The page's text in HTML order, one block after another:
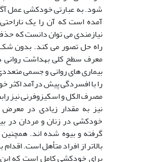
شود. به عبارتی خودکشی عمل
آمده است که آن را یک
نیازمندی می توان دانست که
راه حل تصور می کند. بدون
معرف سطح کلی بهداشت
بیماری های روانی و جسمی متعددی
را با افسردگی پیش درآمد
مصرف الکل و اسکیزوفرنی نیز
نیز به مقدار زیادی در
خودکشی در زنان و مردان در
گرفته و بیوه شده اند.
بالاتر از افراد متأهل است.
برای خودکشی کامل است که